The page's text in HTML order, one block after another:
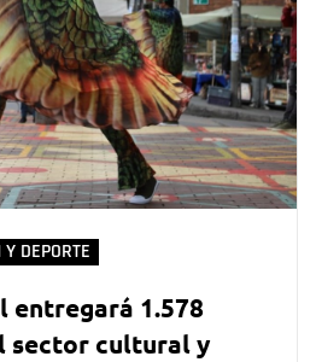
DEPORTE
entregará 1.578
sector cultural y